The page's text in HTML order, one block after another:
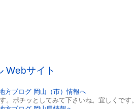
Webサイト
。ポチッとしてみて下さいね。宜しくです。